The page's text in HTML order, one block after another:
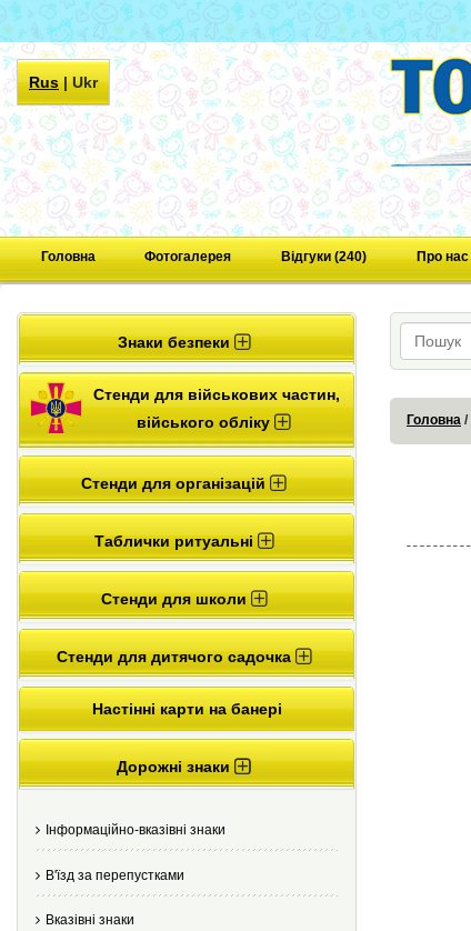
Rus|Ukr
Головна Фотогалерея Відгуки (240) Про нас
Знаки безпеки
Стенди для військових частин,
війського обліку
Стенди для організацій
Таблички ритуальні
Стенди для школи
Стенди для дитячого садочка
Настінні карти на банері
Дорожні знаки
Інформаційно-вказівні знаки
В'їзд за перепустками
Вказівні знаки
Головна